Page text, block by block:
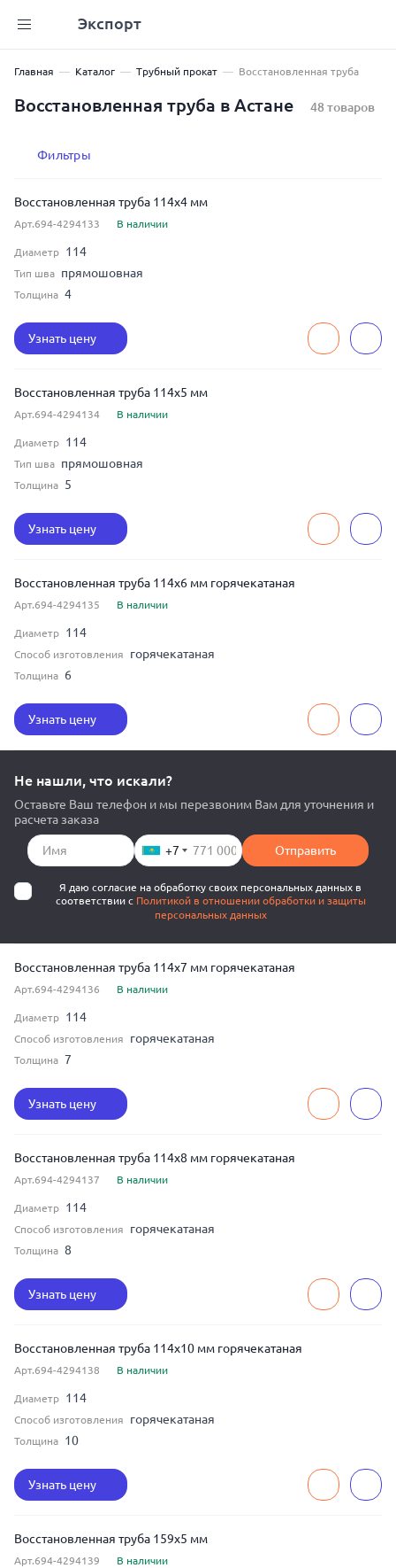
Экспорт
Главная Каталог Трубный прокат Восстановленная труба
Восстановленная труба в Астане 48 товаров
Фильтры
Восстановленная труба 114x4 мм
Арт.694-4294133 В наличии
Диаметр 114
Тип шва прямошовная
Толщина 4
Узнать цену
Восстановленная труба 114x5 мм
Арт.694-4294134 В наличии
Диаметр 114
Тип шва прямошовная
Толщина 5
Узнать цену
Восстановленная труба 114x6 мм горячекатаная
Арт.694-4294135 В наличии
Диаметр 114
Способ изготовления горячекатаная
Толщина 6
Узнать цену
Не нашли, что искали?
Оставьте Ваш телефон и мы перезвоним Вам для уточнения и
расчета заказа
+7 Отправить
Я даю согласие на обработку своих персональных данных в
соответствии с Политикой в отношении обработки и защиты
персональных данных
Восстановленная труба 114x7 мм горячекатаная
Арт.694-4294136 В наличии
Диаметр 114
Способ изготовления горячекатаная
Толщина 7
Узнать цену
Восстановленная труба 114x8 мм горячекатаная
Арт.694-4294137 В наличии
Диаметр 114
Способ изготовления горячекатаная
Толщина 8
Узнать цену
Восстановленная труба 114x10 мм горячекатаная
Арт.694-4294138 В наличии
Диаметр 114
Способ изготовления горячекатаная
Толщина 10
Узнать цену
Восстановленная труба 159x5 мм
Арт.694-4294139 В наличии